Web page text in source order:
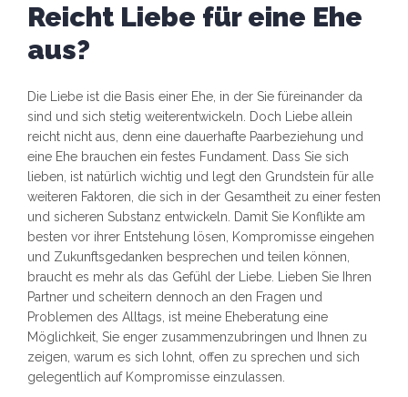
Reicht Liebe für eine Ehe
aus?
Die Liebe ist die Basis einer Ehe, in der Sie füreinander da
sind und sich stetig weiterentwickeln. Doch Liebe allein
reicht nicht aus, denn eine dauerhafte Paarbeziehung und
eine Ehe brauchen ein festes Fundament. Dass Sie sich
lieben, ist natürlich wichtig und legt den Grundstein für alle
weiteren Faktoren, die sich in der Gesamtheit zu einer festen
und sicheren Substanz entwickeln. Damit Sie Konflikte am
besten vor ihrer Entstehung lösen, Kompromisse eingehen
und Zukunftsgedanken besprechen und teilen können,
braucht es mehr als das Gefühl der Liebe. Lieben Sie Ihren
Partner und scheitern dennoch an den Fragen und
Problemen des Alltags, ist meine Eheberatung eine
Möglichkeit, Sie enger zusammenzubringen und Ihnen zu
zeigen, warum es sich lohnt, offen zu sprechen und sich
gelegentlich auf Kompromisse einzulassen.